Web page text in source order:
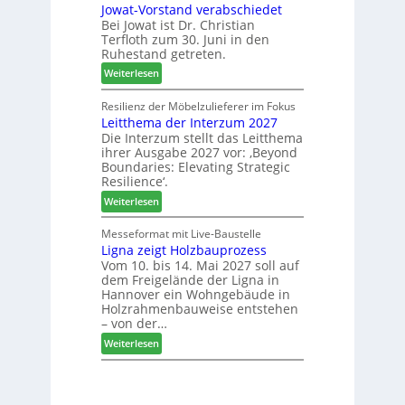
k
t
s
u
c
e
c
h
b
e
s
s
e
r
u
n
g
e
n
r
s
a
m
m
l
u
n
g
:
N
e
u
e
r
V
o
r
t
a
n
Jowat-Vorstand verabschiedet
Bei Jowat ist Dr. Christian
Terfloth zum 30. Juni in den
Ruhestand getreten.
Weiterlesen:
J
o
w
a
t
-
V
o
r
s
t
a
n
d
v
e
r
a
Resilienz der Möbelzulieferer im Fokus
Leitthema der Interzum 2027
Die Interzum stellt das Leitthema
ihrer Ausgabe 2027 vor: ‚Beyond
Boundaries: Elevating Strategic
Resilience‘.
Weiterlesen:
L
e
i
t
t
h
e
m
a
d
Messeformat mit Live-Baustelle
Ligna zeigt Holzbauprozess
Vom 10. bis 14. Mai 2027 soll auf
dem Freigelände der Ligna in
Hannover ein Wohngebäude in
Holzrahmenbauweise entstehen
– von der…
Weiterlesen:
L